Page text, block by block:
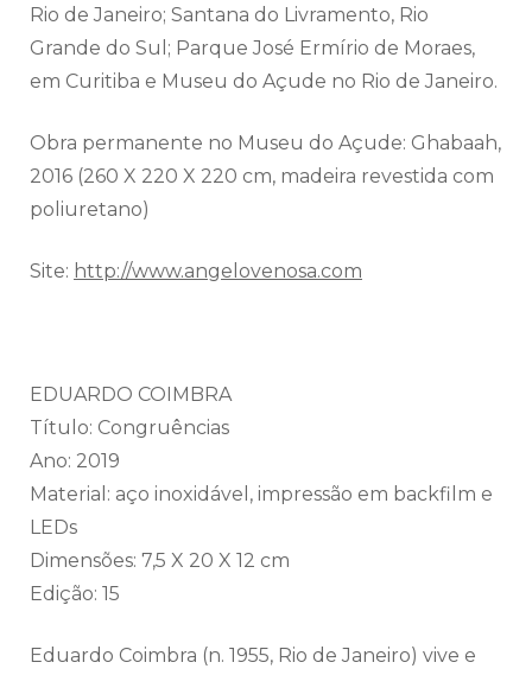
Rio de Janeiro; Santana do Livramento, Rio
Grande do Sul; Parque José Ermírio de Moraes,
em Curitiba e Museu do Açude no Rio de Janeiro.
Obra permanente no Museu do Açude: Ghabaah,
2016 (260 X 220 X 220 cm, madeira revestida com
poliuretano)
Site: http://www.angelovenosa.com
EDUARDO COIMBRA
Título: Congruências
Ano: 2019
Material: aço inoxidável, impressão em backfilm e
LEDs
Dimensões: 7,5 X 20 X 12 cm
Edição: 15
Eduardo Coimbra (n. 1955, Rio de Janeiro) vive e